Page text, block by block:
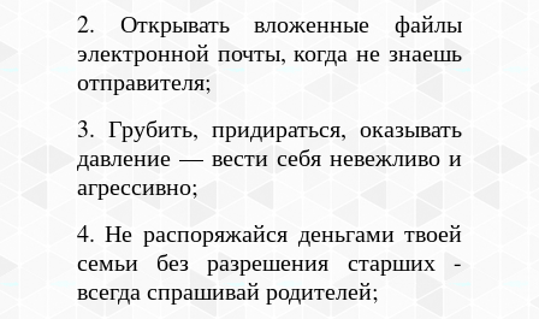
2. Открывать вложенные файлы
электронной почты, когда не знаешь
отправителя;
3. Грубить, придираться, оказывать
давление — вести себя невежливо и
агрессивно;
4. Не распоряжайся деньгами твоей
семьи без разрешения старших -
всегда спрашивай родителей;